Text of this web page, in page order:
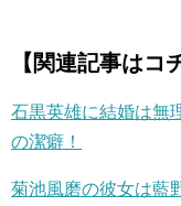
【関連記事はコ
石黒英雄に結婚は無
の潔癖！
菊池風磨の彼女は藍